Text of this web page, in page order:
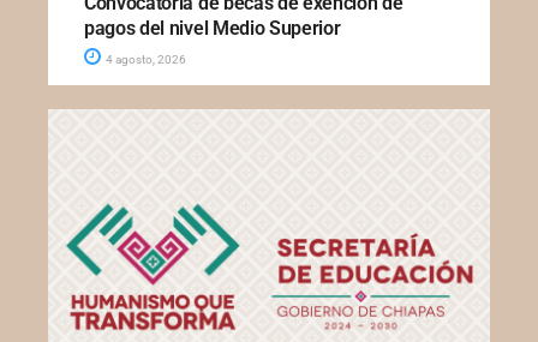
pagos del nivel Medio Superior
4 agosto, 2026